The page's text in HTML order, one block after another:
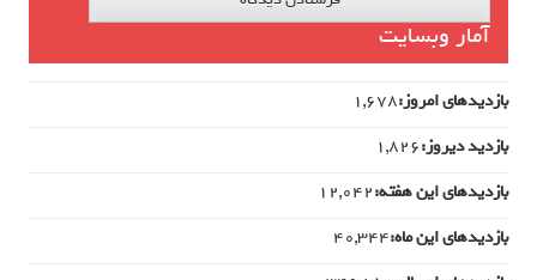
آمار وبسایت
بازدیدهای امروز:1,678
بازدید دیروز:1,826
بازدیدهای این هفته:12,042
بازدیدهای این ماه:40,344